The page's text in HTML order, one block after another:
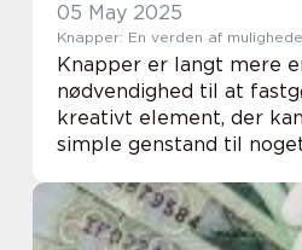
05 May 2025
Knapper: En verden af
Knapper er langt mere
nødvendighed til at
kreativt element, der
simple genstand til
eller en taske, så ...